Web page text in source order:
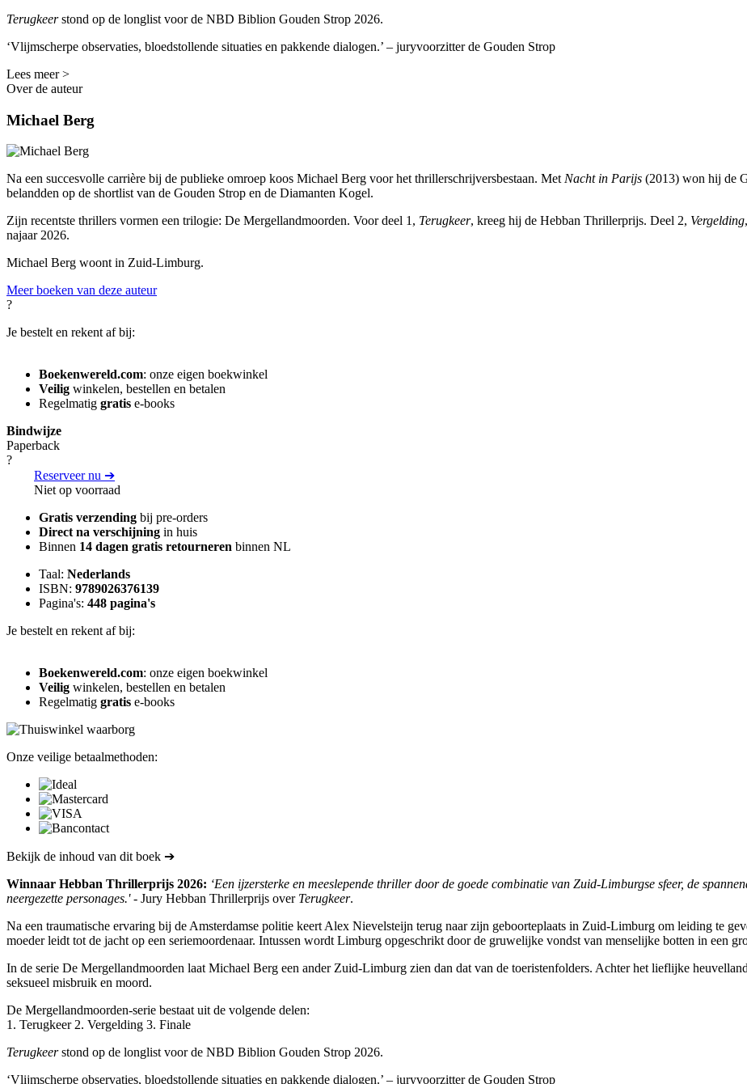
Terugkeerstond op de longlist voor de NBD Biblion Gouden Strop 2026.
‘Vlijmscherpe observaties, bloedstollende situaties en pakkende dialogen.’ – juryvoorzitter de Gouden Strop
Lees meer >
Over de auteur
Michael Berg
Na een succesvolle carrière bij de publieke omroep koos Michael Berg voor het thrillerschrijversbestaan. Met Nacht in Parijs (2013) won hij de
belandden op de shortlist van de Gouden Strop en de Diamanten Kogel.
Zijn recentste thrillers vormen een trilogie: De Mergellandmoorden. Voor deel 1, Terugkeer, kreeg hij de Hebban Thrillerprijs. Deel 2, Vergelding
najaar 2026.
Michael Berg woont in Zuid-Limburg.
Meer boeken van deze auteur
?
Je bestelt en rekent af bij:
Boekenwereld.com: onze eigen boekwinkel
Veilig winkelen, bestellen en betalen
Regelmatig gratis e-books
Bindwijze
Paperback
?
Reserveer nu ➔
Niet op voorraad
Gratis verzending bij pre-orders
Direct na verschijning in huis
Binnen 14 dagen gratis retourneren binnen NL
Taal: Nederlands
ISBN: 9789026376139
Pagina's: 448 pagina's
Je bestelt en rekent af bij:
Boekenwereld.com: onze eigen boekwinkel
Veilig winkelen, bestellen en betalen
Regelmatig gratis e-books
Onze veilige betaalmethoden:
Bekijk de inhoud van dit boek ➔
Winnaar Hebban Thrillerprijs 2026: ‘Een ijzersterke en meeslepende thriller door de goede combinatie van Zuid-Limburgse sfeer, de
neergezette personages.'- Jury Hebban Thrillerprijs over Terugkeer.
Na een traumatische ervaring bij de Amsterdamse politie keert Alex Nievelsteijn terug naar zijn geboorteplaats in Zuid-Limburg om leiding te
moeder leidt tot de jacht op een seriemoordenaar. Intussen wordt Limburg opgeschrikt door de gruwelijke vondst van menselijke botten in een
In de serie De Mergellandmoorden laat Michael Berg een ander Zuid-Limburg zien dan dat van de toeristenfolders. Achter het lieflijke
seksueel misbruik en moord.
De Mergellandmoorden-serie bestaat uit de volgende delen:
1. Terugkeer 2. Vergelding 3. Finale
Terugkeerstond op de longlist voor de NBD Biblion Gouden Strop 2026.
‘Vlijmscherpe observaties, bloedstollende situaties en pakkende dialogen.’ – juryvoorzitter de Gouden Strop